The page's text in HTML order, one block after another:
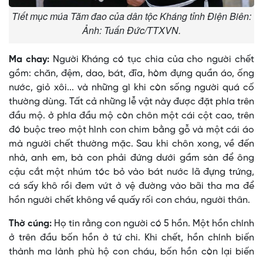
Tiết mục múa Tăm đao của dân tộc Kháng tỉnh Điện Biên:
Ảnh: Tuấn Đức/TTXVN.
Ma chay:Người Kháng có tục chia của cho người chết
gồm: chăn, đệm, dao, bát, đĩa, hòm đựng quần áo, ống
nước, giỏ xôi... và những gì khi còn sống người quá cố
thường dùng. Tất cả những lễ vật này được đặt phía trên
đầu mộ. ở phía đầu mộ còn chôn một cái cột cao, trên
đó buộc treo một hình con chim bằng gỗ và một cái áo
mà người chết thường mặc. Sau khi chôn xong, về đến
nhà, anh em, bà con phải đứng dưới gầm sàn để ông
cậu cắt một nhúm tóc bỏ vào bát nước lã đựng trứng,
cá sấy khô rồi đem vứt ở vệ đường vào bãi tha ma để
hồn người chết không về quấy rối con cháu, người thân.
Thờ cúng: Họ tin rằng con người có 5 hồn. Một hồn chính
ở trên đầu bốn hồn ở tứ chi. Khi chết, hồn chính biến
thành ma lành phù hộ con cháu, bốn hồn còn lại biến